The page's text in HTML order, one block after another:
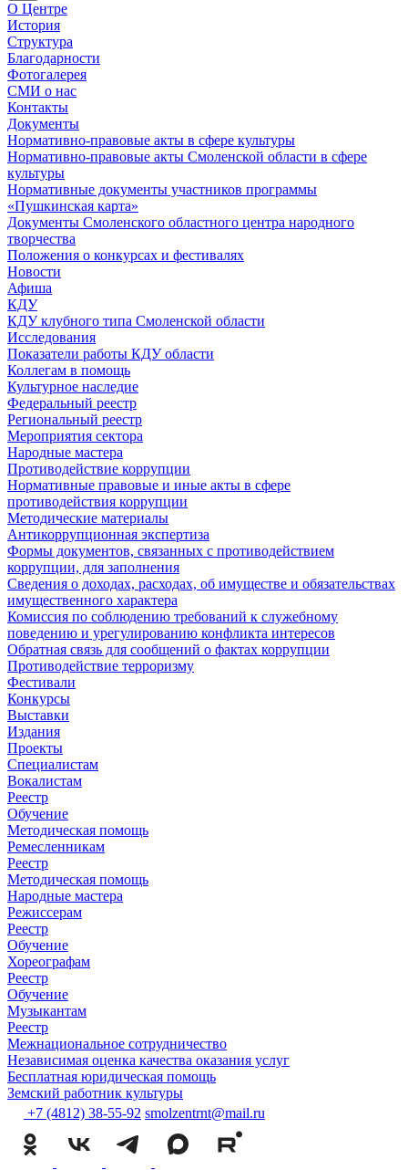
О Центре
История
Структура
Благодарности
Фотогалерея
СМИ о нас
Контакты
Документы
Нормативно-правовые акты в сфере культуры
Нормативно-правовые акты Смоленской области в сфере
культуры
Нормативные документы участников программы
«Пушкинская карта»
Документы Смоленского областного центра народного
творчества
Положения о конкурсах и фестивалях
Новости
Афиша
КДУ
КДУ клубного типа Смоленской области
Исследования
Показатели работы КДУ области
Коллегам в помощь
Культурное наследие
Федеральный реестр
Региональный реестр
Мероприятия сектора
Народные мастера
Противодействие коррупции
Нормативные правовые и иные акты в сфере
противодействия коррупции
Методические материалы
Антикоррупционная экспертиза
Формы документов, связанных с противодействием
коррупции, для заполнения
Сведения о доходах, расходах, об имуществе и обязательствах
имущественного характера
Комиссия по соблюдению требований к служебному
поведению и урегулированию конфликта интересов
Обратная связь для сообщений о фактах коррупции
Противодействие терроризму
Фестивали
Конкурсы
Выставки
Издания
Проекты
Специалистам
Вокалистам
Реестр
Обучение
Методическая помощь
Ремесленникам
Реестр
Методическая помощь
Народные мастера
Режиссерам
Реестр
Обучение
Хореографам
Реестр
Обучение
Музыкантам
Реестр
Межнациональное сотрудничество
Независимая оценка качества оказания услуг
Бесплатная юридическая помощь
Земский работник культуры
+7 (4812) 38-55-92 smolzentrnt@mail.ru